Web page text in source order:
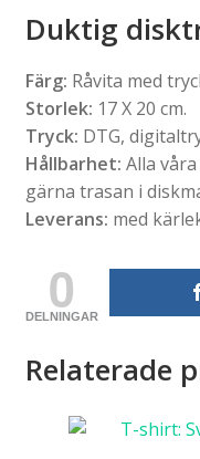
Duktig
Färg: Råvita med
Storlek: 17 X 20 cm.
Tryck: DTG,
Hållbarhet: Alla
gärna trasan i
Leverans: med
0
DELNINGAR
Relaterade